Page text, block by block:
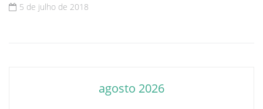
5 de julho de 2018
agosto 2026